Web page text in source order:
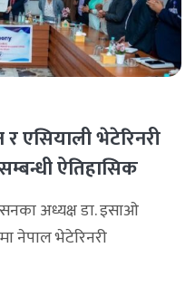
एसियाली भेटेरिनरी
ऐतिहासिक
अध्यक्ष डा. इसाओ
नेपाल भेटेरिनरी
नयाँ उचाइमा पुर्‍याउँदै